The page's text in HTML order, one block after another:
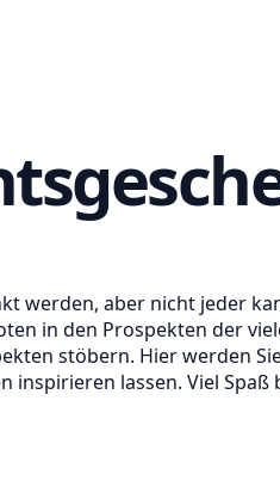
werden, aber nicht jeder
in den Prospekten der
stöbern. Hier werden
lassen. Viel